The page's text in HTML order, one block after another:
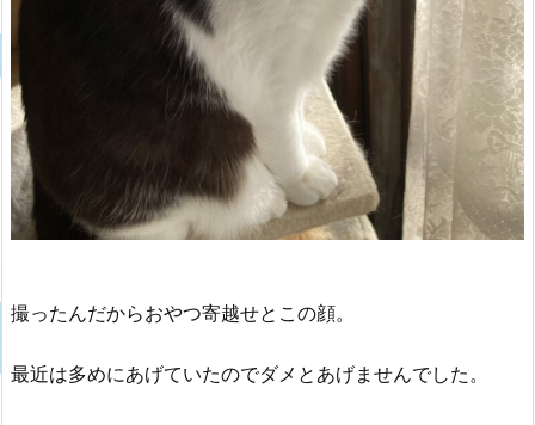
撮ったんだからおやつ寄越せとこの顔。
最近は多めにあげていたのでダメとあげませんでした。